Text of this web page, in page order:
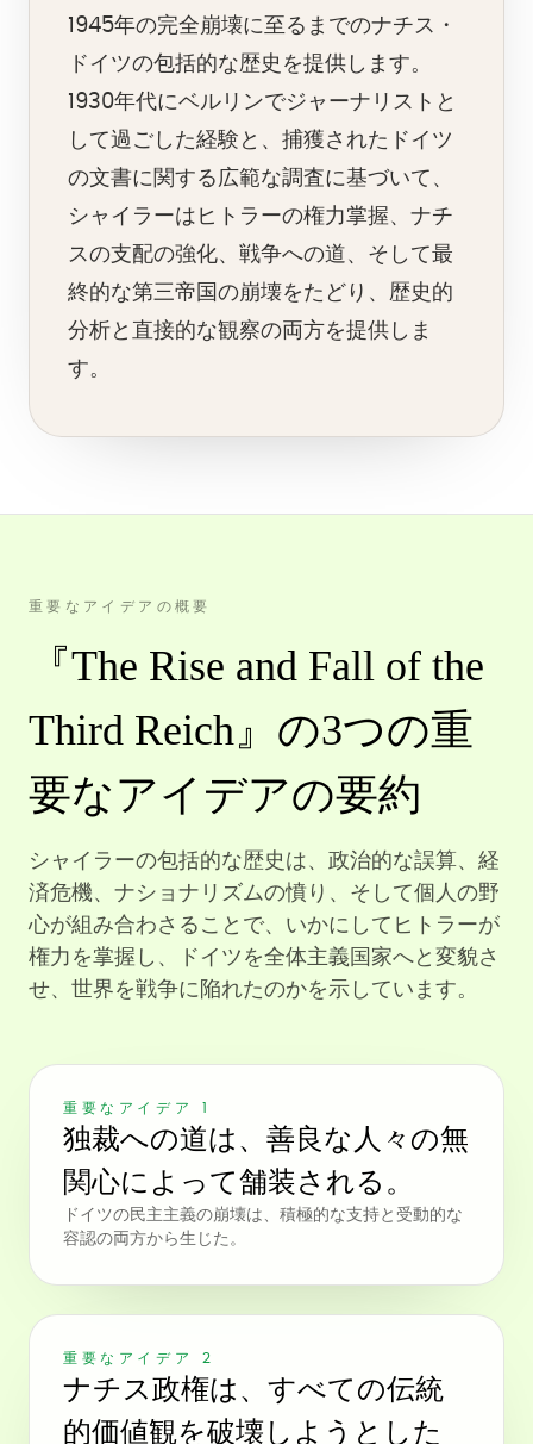
1945年の完全崩壊に至るまでのナチス・
ドイツの包括的な歴史を提供します。
1930年代にベルリンでジャーナリストと
して過ごした経験と、捕獲されたドイツ
の文書に関する広範な調査に基づいて、
シャイラーはヒトラーの権力掌握、ナチ
スの支配の強化、戦争への道、そして最
終的な第三帝国の崩壊をたどり、歴史的
分析と直接的な観察の両方を提供しま
す。
重要なアイデアの概要
『The Rise and Fall of the
Third Reich』の3つの重
要なアイデアの要約
シャイラーの包括的な歴史は、政治的な誤算、経
済危機、ナショナリズムの憤り、そして個人の野
心が組み合わさることで、いかにしてヒトラーが
権力を掌握し、ドイツを全体主義国家へと変貌さ
せ、世界を戦争に陥れたのかを示しています。
重要なアイデア 1
独裁への道は、善良な人々の無
関心によって舗装される。
ドイツの民主主義の崩壊は、積極的な支持と受動的な
容認の両方から生じた。
重要なアイデア 2
ナチス政権は、すべての伝統
的価値観を破壊しようとした